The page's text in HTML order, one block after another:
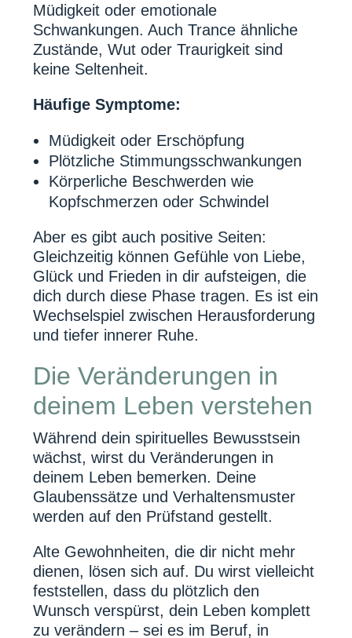
Müdigkeit oder emotionale
Schwankungen. Auch Trance ähnliche
Zustände, Wut oder Traurigkeit sind
keine Seltenheit.
Häufige Symptome:
Müdigkeit oder Erschöpfung
Plötzliche Stimmungsschwankungen
Körperliche Beschwerden wie
Kopfschmerzen oder Schwindel
Aber es gibt auch positive Seiten:
Gleichzeitig können Gefühle von Liebe,
Glück und Frieden in dir aufsteigen, die
dich durch diese Phase tragen. Es ist ein
Wechselspiel zwischen Herausforderung
und tiefer innerer Ruhe.
Die Veränderungen in
deinem Leben verstehen
Während dein spirituelles Bewusstsein
wächst, wirst du Veränderungen in
deinem Leben bemerken. Deine
Glaubenssätze und Verhaltensmuster
werden auf den Prüfstand gestellt.
Alte Gewohnheiten, die dir nicht mehr
dienen, lösen sich auf. Du wirst vielleicht
feststellen, dass du plötzlich den
Wunsch verspürst, dein Leben komplett
zu verändern – sei es im Beruf, in